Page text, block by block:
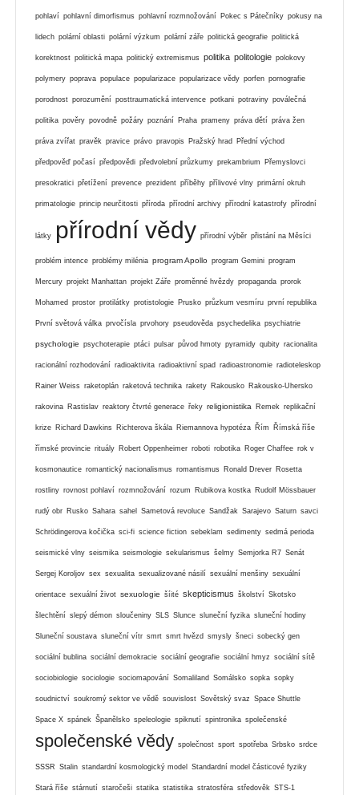
pohlaví pohlavní dimorfismus pohlavní rozmnožování Pokec s Pátečníky pokusy na
lidech polární oblasti polární výzkum polární záře politická geografie politická
korektnost politická mapa politický extremismus politika politologie polokovy
polymery poprava populace popularizace popularizace vědy porfen pornografie
porodnost porozumění posttraumatická intervence potkani potraviny poválečná
politika pověry povodně požáry poznání Praha prameny práva dětí práva žen
práva zvířat pravěk pravice právo pravopis Pražský hrad Přední východ
předpověď počasí předpovědi předvolební průzkumy prekambrium Přemyslovci
presokratici přetížení prevence prezident příběhy přílivové vlny primární okruh
primatologie princip neurčitosti příroda přírodní archivy přírodní katastrofy přírodní
látky přírodní vědy přírodní výběr přistání na Měsíci
problém intence problémy milénia program Apollo program Gemini program
Mercury projekt Manhattan projekt Záře proměnné hvězdy propaganda prorok
Mohamed prostor protilátky protistologie Prusko průzkum vesmíru první republika
První světová válka prvočísla prvohory pseudověda psychedelika psychiatrie
psychologie psychoterapie ptáci pulsar původ hmoty pyramidy qubity racionalita
racionální rozhodování radioaktivita radioaktivní spad radioastronomie radioteleskop
Rainer Weiss raketoplán raketová technika rakety Rakousko Rakousko-Uhersko
rakovina Rastislav reaktory čtvrté generace řeky religionistika Remek replikační
krize Richard Dawkins Richterova škála Riemannova hypotéza Řím Římská říše
římské provincie rituály Robert Oppenheimer roboti robotika Roger Chaffee rok v
kosmonautice romantický nacionalismus romantismus Ronald Drever Rosetta
rostliny rovnost pohlaví rozmnožování rozum Rubikova kostka Rudolf Mössbauer
rudý obr Rusko Sahara sahel Sametová revoluce Sandžak Sarajevo Saturn savci
Schrödingerova kočička sci-fi science fiction sebeklam sedimenty sedmá perioda
seismické vlny seismika seismologie sekularismus šelmy Semjorka R7 Senát
Sergej Koroljov sex sexualita sexualizované násilí sexuální menšiny sexuální
orientace sexuální život sexuologie šíité skepticismus školství Skotsko
šlechtění slepý démon sloučeniny SLS Slunce sluneční fyzika sluneční hodiny
Sluneční soustava sluneční vítr smrt smrt hvězd smysly šneci sobecký gen
sociální bublina sociální demokracie sociální geografie sociální hmyz sociální sítě
sociobiologie sociologie sociomapování Somaliland Somálsko sopka sopky
soudnictví soukromý sektor ve vědě souvislost Sovětský svaz Space Shuttle
Space X spánek Španělsko speleologie spiknutí spintronika společenské
společenské vědy společnost sport spotřeba Srbsko srdce
SSSR Stalin standardní kosmologický model Standardní model částicové fyziky
Stará říše stárnutí staročeši statika statistika stratosféra středověk STS-1